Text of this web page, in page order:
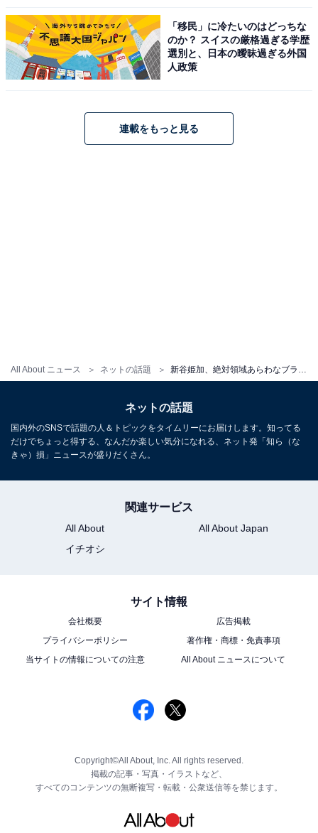
All About ニュース ネットの話題
「移民」に冷たいのはどっちな
のか？ スイスの厳格過ぎる学歴
選別と、日本の曖昧過ぎる外国
人政策
連載をもっと見る
ネットの話題
国内外のSNSで話題の人＆トピックをタイムリーにお届けします。知ってる
だけでちょっと得する、なんだか楽しい気分になれる、ネット発「知ら（な
きゃ）損」ニュースが盛りだくさん。
関連サービス
All About
All About Japan
イチオシ
サイト情報
会社概要
広告掲載
プライバシーポリシー
著作権・商標・免責事項
当サイトの情報についての注意
All About ニュースについて
Copyright©All About, Inc. All rights reserved.
掲載の記事・写真・イラストなど、
すべてのコンテンツの無断複写・転載・公衆送信等を禁じます。